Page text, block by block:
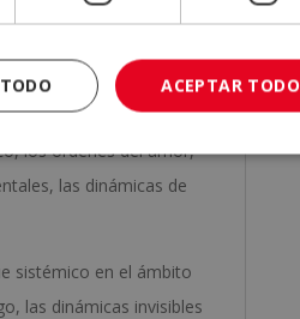
completo. En la parte
los órdenes del amor,
las dinámicas de
sistémico en el ámbito
las dinámicas invisibles
ACEPTAR TODO